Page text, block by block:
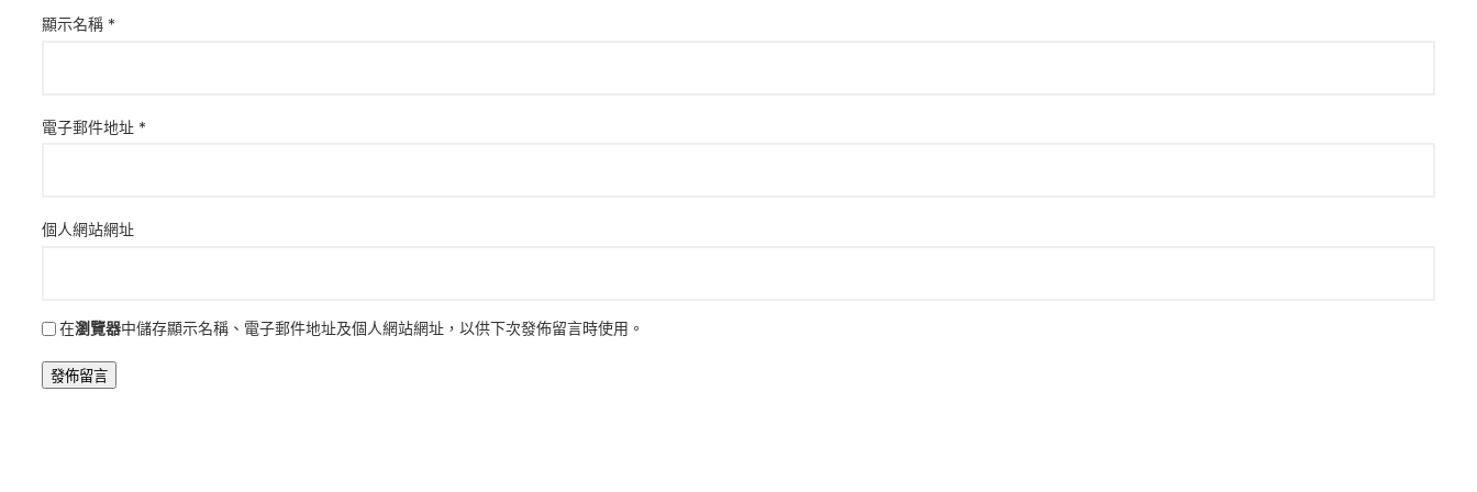
顯示名稱 *
電子郵件地址 *
個人網站網址
在瀏覽器中儲存顯示名稱、電子郵件地址及個人網站網址，以供下次發佈留言時使用。